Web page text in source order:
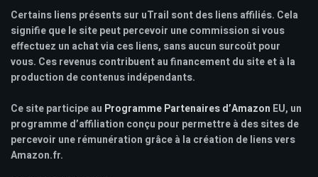
Certains liens présents sur uTrail sont des liens affiliés. Cela
signifie que le site peut percevoir une commission si vous
effectuez un achat via ces liens, sans aucun surcoût pour
vous. Ces revenus contribuent au financement du site et à la
production de contenus indépendants.
Ce site participe au Programme Partenaires d’Amazon EU, un
programme d’affiliation conçu pour permettre à des sites de
percevoir une rémunération grâce à la création de liens vers
Amazon.fr.